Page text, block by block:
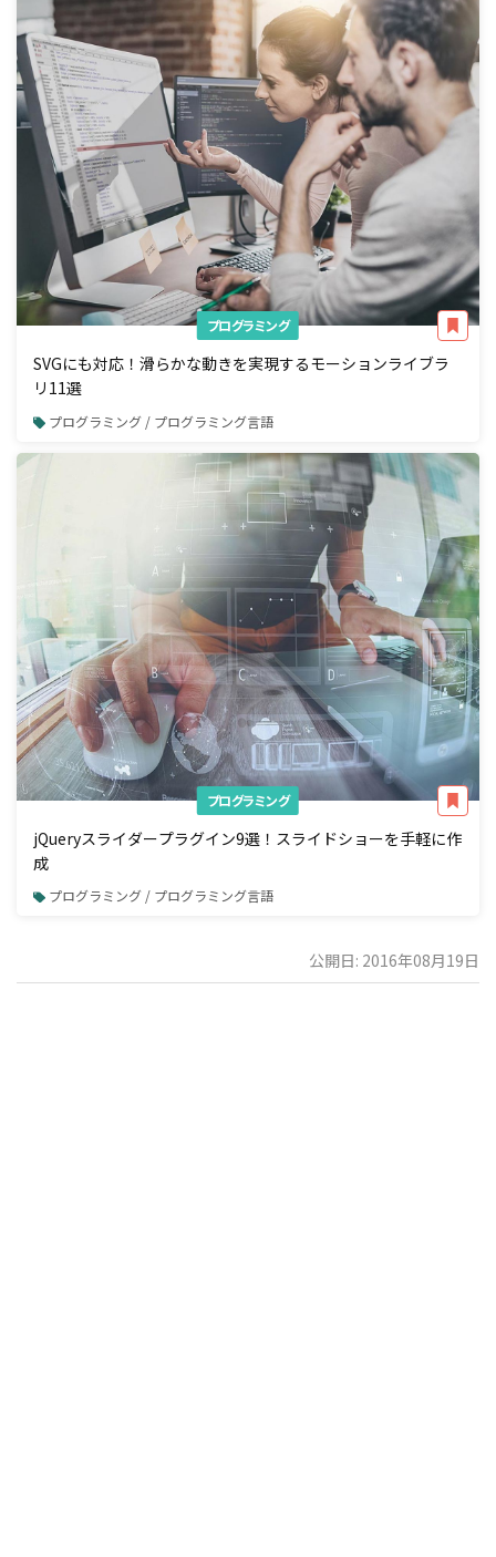
プログラミング
SVGにも対応！滑らかな動きを実現するモーションライブラ
リ11選
プログラミング / プログラミング言語
プログラミング
jQueryスライダープラグイン9選！スライドショーを手軽に作
成
プログラミング / プログラミング言語
公開日: 2016年08月19日